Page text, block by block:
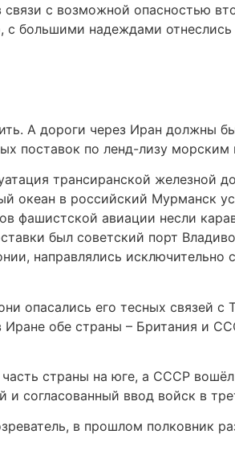
с возможной опасностью
большими надеждами
А дороги через Иран должны
поставок по ленд-лизу морским
трансиранской железной
океан в российский Мурманск
фашистской авиации несли
был советский порт
направлялись исключительно
опасались его тесных связей
обе страны – Британия и
страны на юге, а СССР
согласованный ввод войск в
в прошлом полковник